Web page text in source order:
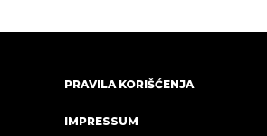
PRAVILA KORIŠĆENJA
IMPRESSUM